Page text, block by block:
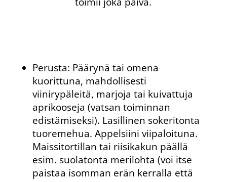
Perusta: Päärynä tai omena
kuorittuna, mahdollisesti
viinirypäleitä, marjoja tai kuivattuja
aprikooseja (vatsan toiminnan
edistämiseksi). Lasillinen sokeritonta
tuoremehua. Appelsiini viipaloituna.
Maissitortillan tai riisikakun päällä
esim. suolatonta merilohta (voi itse
paistaa isomman erän kerralla että